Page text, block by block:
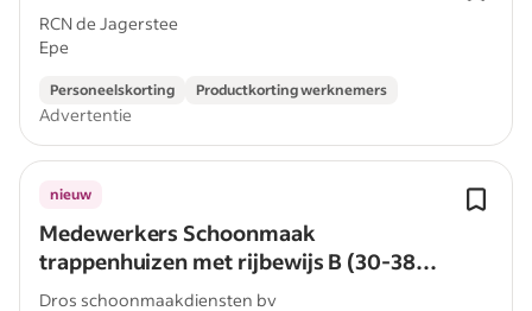
RCN de Jagerstee
Epe
Personeelskorting Productkorting werknemers
Advertentie
Medewerkers Schoonmaak
trappenhuizen met rijbewijs B (30-38
uur per week)
nieuw
Dros schoonmaakdiensten bv